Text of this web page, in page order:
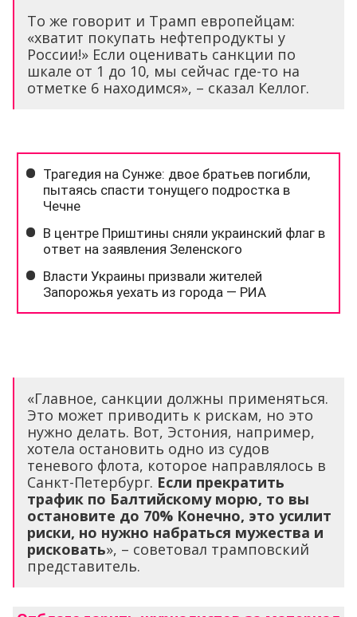
То же говорит и Трамп европейцам:
«хватит покупать нефтепродукты у
России!» Если оценивать санкции по
шкале от 1 до 10, мы сейчас где-то на
отметке 6 находимся», – сказал Келлог.
«Главное, санкции должны применяться.
Это может приводить к рискам, но это
нужно делать. Вот, Эстония, например,
хотела остановить одно из судов
теневого флота, которое направлялось в
Санкт-Петербург. Если прекратить
трафик по Балтийскому морю, то вы
остановите до 70% Конечно, это усилит
риски, но нужно набраться мужества и
рисковать», – советовал трамповский
представитель.